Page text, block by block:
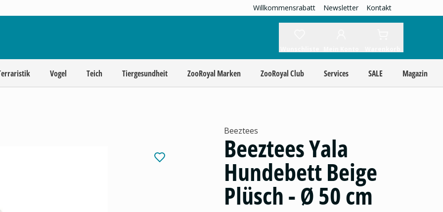
Willkommensrabatt Newsletter Kontakt
Vogel Teich Tiergesundheit ZooRoyal Marken ZooRoyal Club Services SALE Magazin
Beeztees
Beeztees Yala
Hundebett Beige
Plüsch - Ø 50 cm